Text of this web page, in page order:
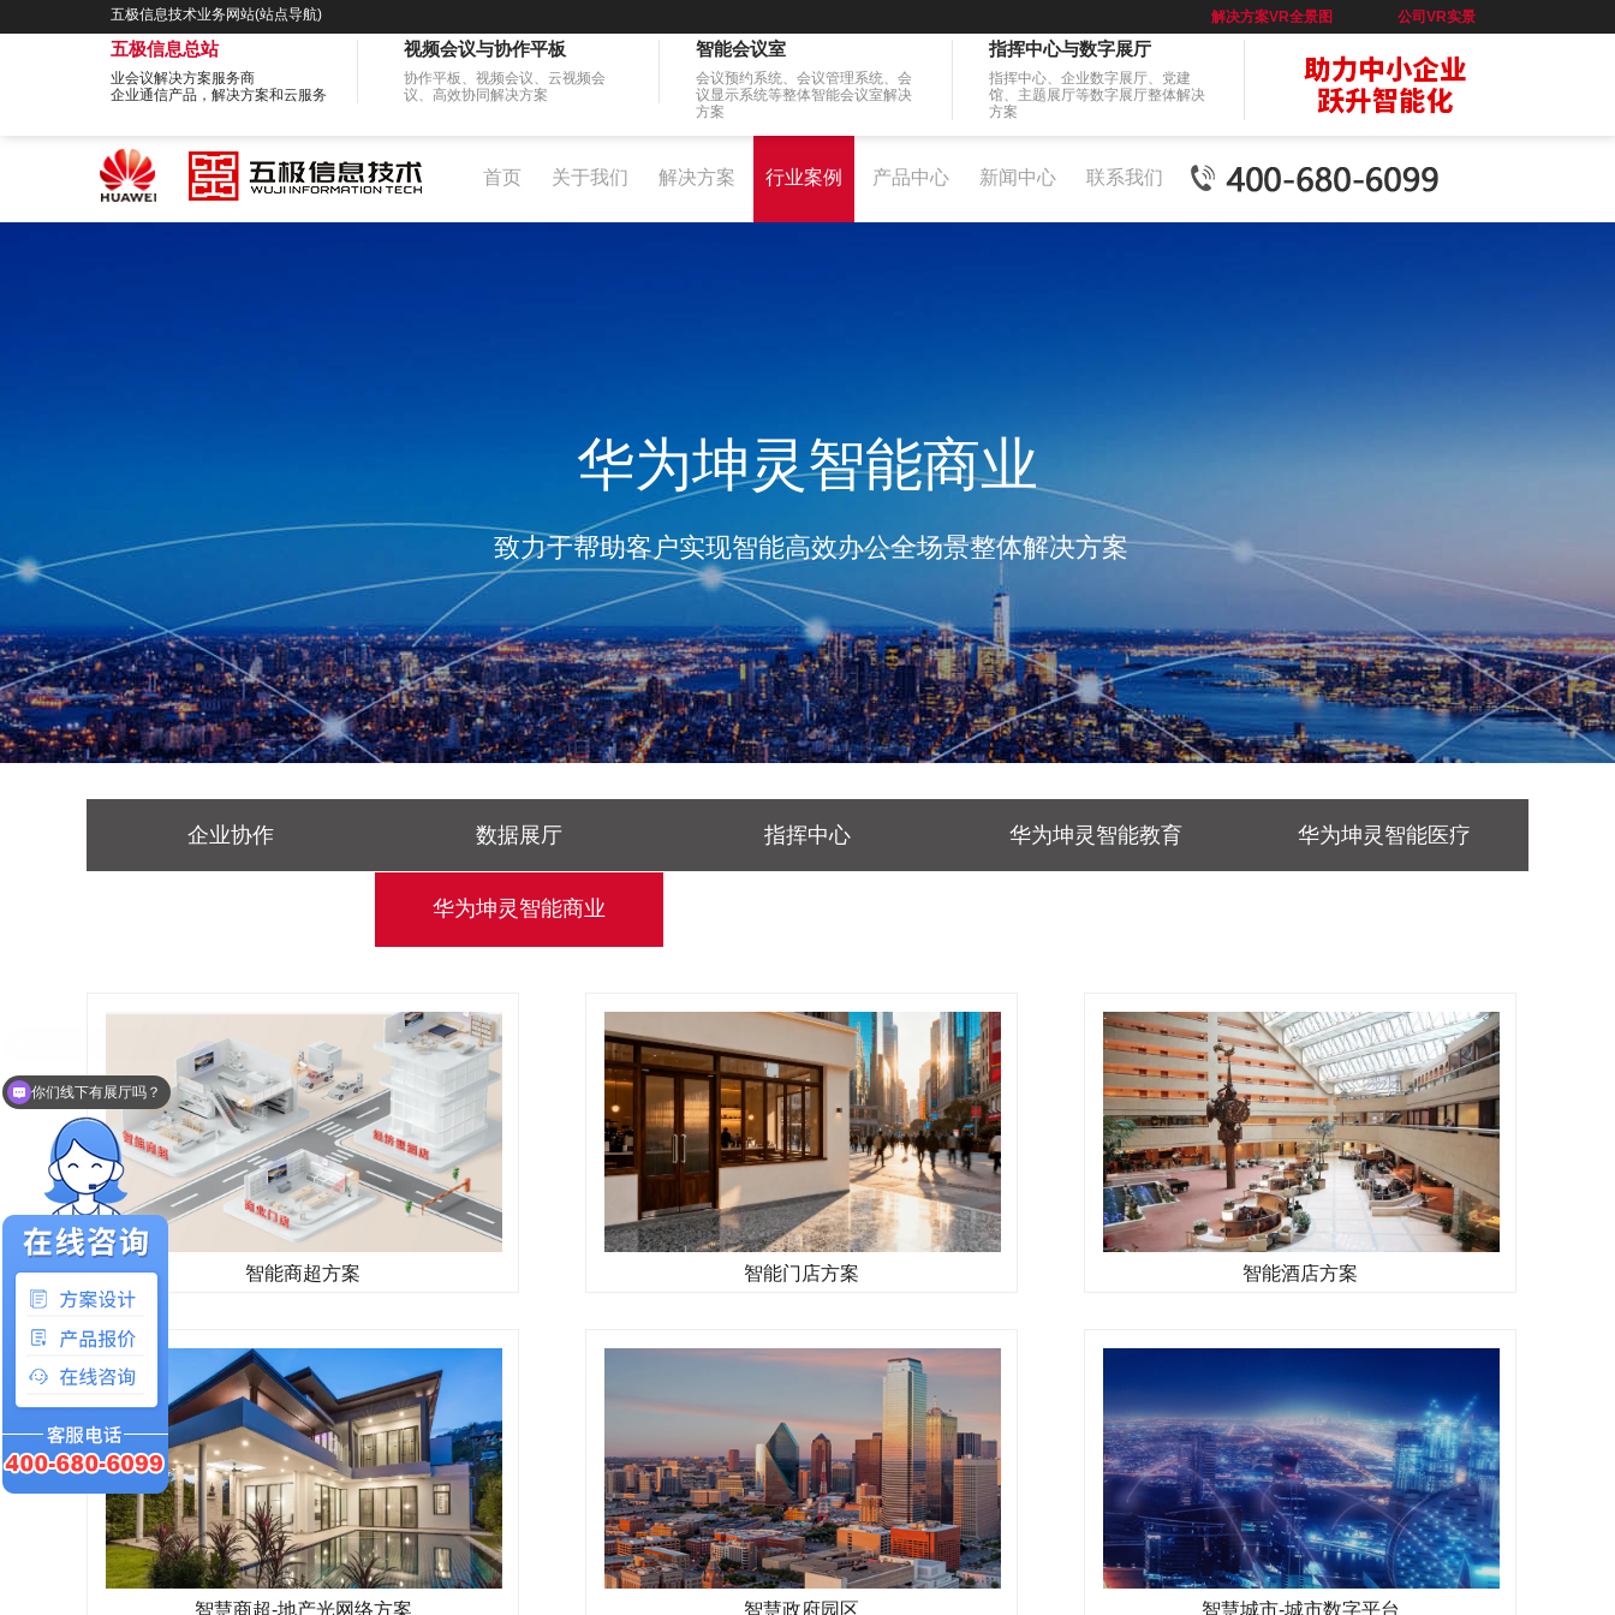
五极信息技术业务网站(站点导航) 公司VR实景
解决方案VR全景图
五极信息总站
业会议解决方案服务商
企业通信产品，解决方案和云服务
视频会议与协作平板
协作平板、视频会议、云视频会
议、高效协同解决方案
智能会议室
会议预约系统、会议管理系统、会
议显示系统等整体智能会议室解决
方案
指挥中心与数字展厅
指挥中心、企业数字展厅、党建
馆、主题展厅等数字展厅整体解决
方案
首页 关于我们 解决方案 行业案例 产品中心 新闻中心 联系我们
华为坤灵智能商业
致力于帮助客户实现智能高效办公全场景整体解决方案
企业协作 数据展厅 指挥中心 华为坤灵智能教育 华为坤灵智能医疗
华为坤灵智能商业
智能商超方案 智能门店方案 智能酒店方案
智慧商超-地产光网络方案 智慧政府园区 智慧城市-城市数字平台
你们线下有展厅吗？